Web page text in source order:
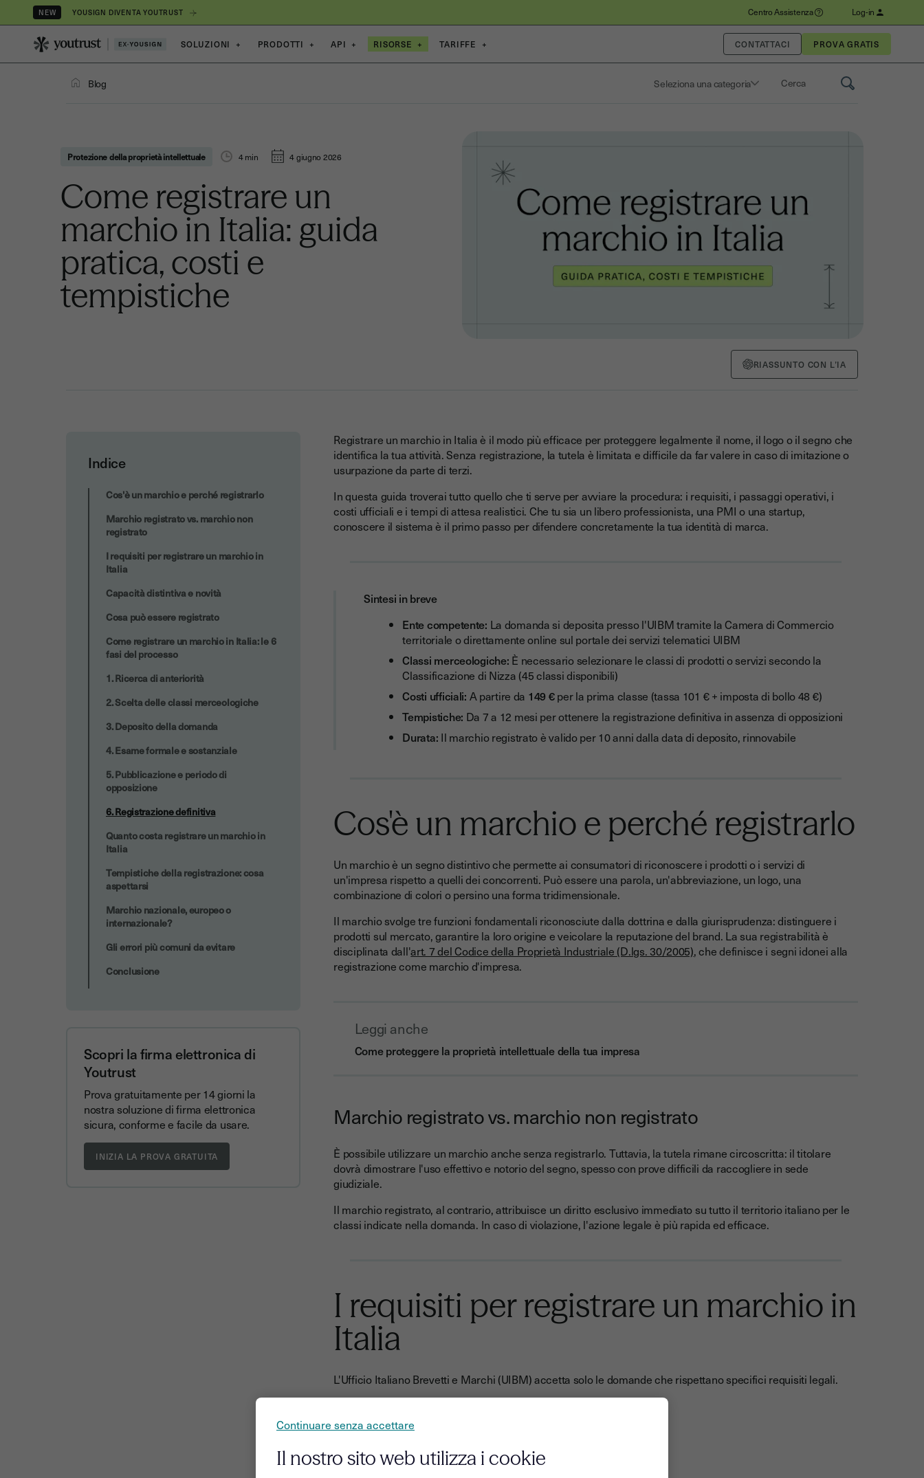
NEW YOUSIGN DIVENTA YOUTRUST Centro Assistenza Log-in
SOLUZIONI + PRODOTTI + API + RISORSE + TARIFFE + CONTATTACI
Blog Seleziona una categoria Saisissez un terme pour
Protezione della proprietà intellettuale 4min 4 giugno 2026
Come registrare un
marchio in Italia: guida
pratica, costi e
tempistiche
RIASSUNTO CON L’IA
Indice
6. Registrazione definitiva
Cos'è un marchio e perché registrarlo
Marchio registrato vs. marchio non
registrato
I requisiti per registrare un marchio in
Italia
Capacità distintiva e novità
Cosa può essere registrato
Come registrare un marchio in Italia: le 6
fasi del processo
1. Ricerca di anteriorità
2. Scelta delle classi merceologiche
3. Deposito della domanda
4. Esame formale e sostanziale
5. Pubblicazione e periodo di
opposizione
6. Registrazione definitiva
Quanto costa registrare un marchio in
Italia
Tempistiche della registrazione: cosa
aspettarsi
Marchio nazionale, europeo o
internazionale?
Gli errori più comuni da evitare
Conclusione
Scopri la firma elettronica di
Youtrust
Prova gratuitamente per 14 giorni la
nostra soluzione di firma elettronica
sicura, conforme e facile da usare.
Registrare un marchio in Italia è il modo più efficace per proteggere legalmente il nome, il logo o il segno che
identifica la tua attività. Senza registrazione, la tutela è limitata e difficile da far valere in caso di imitazione o
usurpazione da parte di terzi.
In questa guida troverai tutto quello che ti serve per avviare la procedura: i requisiti, i passaggi operativi, i
costi ufficiali e i tempi di attesa realistici. Che tu sia un libero professionista, una PMI o una startup,
conoscere il sistema è il primo passo per difendere concretamente la tua identità di marca.
Sintesi in breve
Ente competente: La domanda si deposita presso l'UIBM tramite la Camera di Commercio
territoriale o direttamente online sul portale dei servizi telematici UIBM
Classi merceologiche: È necessario selezionare le classi di prodotti o servizi secondo la
Classificazione di Nizza (45 classi disponibili)
Costi ufficiali: A partire da 149 €per la prima classe (tassa 101 € + imposta di bollo 48 €)
Tempistiche: Da 7 a 12 mesi per ottenere la registrazione definitiva in assenza di opposizioni
Durata: Il marchio registrato è valido per 10 anni dalla data di deposito, rinnovabile
Cos'è un marchio e perché registrarlo
Un marchio è un segno distintivo che permette ai consumatori di riconoscere i prodotti o i servizi di
un'impresa rispetto a quelli dei concorrenti. Può essere una parola, un'abbreviazione, un logo, una
combinazione di colori o persino una forma tridimensionale.
Il marchio svolge tre funzioni fondamentali riconosciute dalla dottrina e dalla giurisprudenza: distinguere i
prodotti sul mercato, garantire la loro origine e veicolare la reputazione del brand. La sua registrabilità è
disciplinata dall'art. 7 del Codice della Proprietà Industriale (D.lgs. 30/2005), che definisce i segni idonei alla
registrazione come marchio d'impresa.
Leggi anche
Come proteggere la proprietà intellettuale della tua impresa
Marchio registrato vs. marchio non registrato
È possibile utilizzare un marchio anche senza registrarlo. Tuttavia, la tutela rimane circoscritta: il titolare
dovrà dimostrare l'uso effettivo e notorio del segno, spesso con prove difficili da raccogliere in sede
giudiziale.
Il marchio registrato, al contrario, attribuisce un diritto esclusivo immediato su tutto il territorio italiano per le
classi indicate nella domanda. In caso di violazione, l'azione legale è più rapida ed efficace.
I requisiti per registrare un marchio in
Italia
L'Ufficio Italiano Brevetti e Marchi (UIBM) accetta solo le domande che rispettano specifici requisiti legali.
Capacità distintiva e novità
Il marchio deve essere:
Continuare senza accettare
Il nostro sito web utilizza i cookie